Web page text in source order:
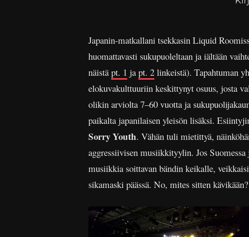
Japanin-matkallani tsekkasin Liquid
huomattavasti sukupuoleltaan ja iältään
näistäpt. 1 japt. 2 linkeistä). Tapahtuman
elokuvakulttuuriin keskittynyt osuus, josta
olikin arviolta 7–60 vuotta ja
paikalta japanilaisen yleisön lisäksi.
Sorry Youth. Vähän tuli mietittyä,
aggressiivisen musiikkityylin. Jos
musiikkia soittavan bändin keikalle,
sikamaski päässä. No, mites sitten kävikään?